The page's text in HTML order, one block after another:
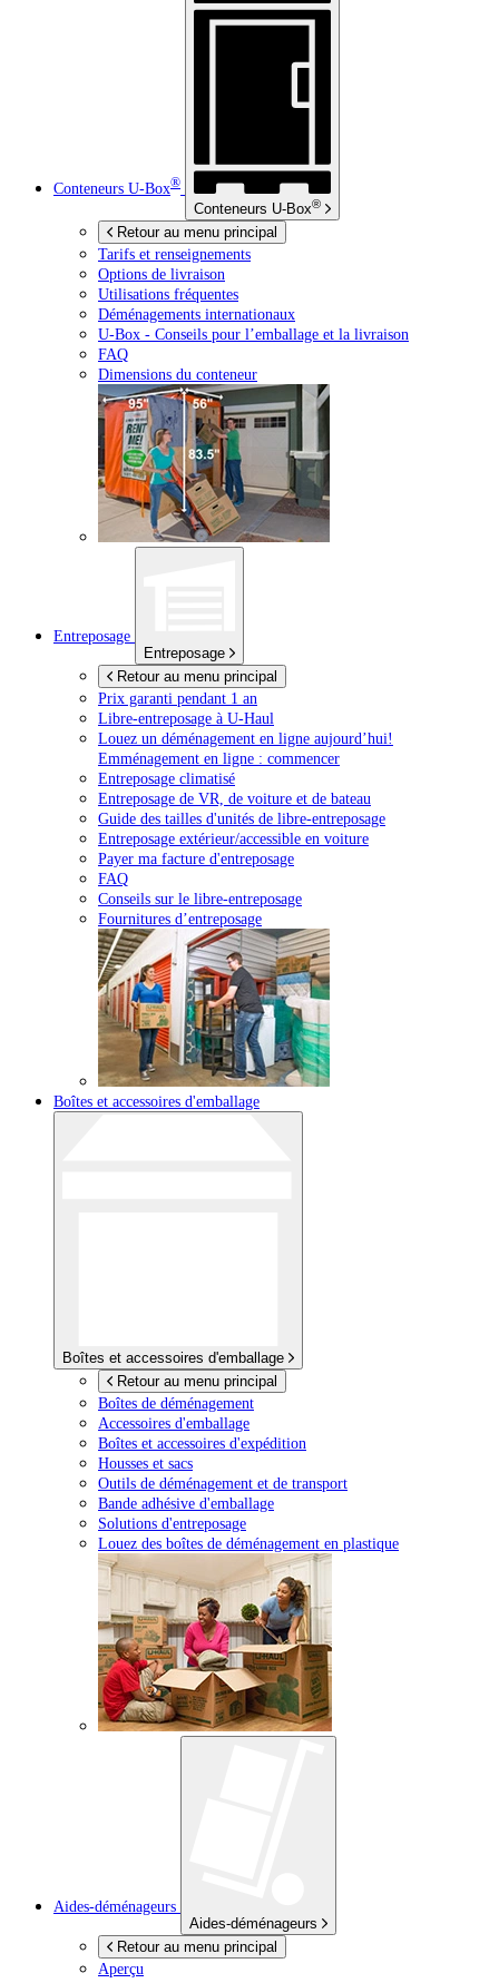
Conteneurs U-Box®
Conteneurs U-Box®
Retour au menu principal
Tarifs et renseignements
Options de livraison
Utilisations fréquentes
Déménagements internationaux
U-Box - Conseils pour l’emballage et la livraison
FAQ
Dimensions du conteneur
Entreposage
Entreposage
Retour au menu principal
Prix garanti pendant 1 an
Libre-entreposage à U-Haul
Louez un déménagement en ligne aujourd’hui!
Emménagement en ligne : commencer
Entreposage climatisé
Entreposage de VR, de voiture et de bateau
Guide des tailles d'unités de libre-entreposage
Entreposage extérieur/accessible en voiture
Payer ma facture d'entreposage
FAQ
Conseils sur le libre-entreposage
Fournitures d’entreposage
Boîtes et accessoires d'emballage
Boîtes et accessoires d'emballage
Retour au menu principal
Boîtes de déménagement
Accessoires d'emballage
Boîtes et accessoires d'expédition
Housses et sacs
Outils de déménagement et de transport
Bande adhésive d'emballage
Solutions d'entreposage
Louez des boîtes de déménagement en plastique
Aides-déménageurs
Aides-déménageurs
Retour au menu principal
Aperçu